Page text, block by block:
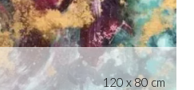
120 x 80 cm